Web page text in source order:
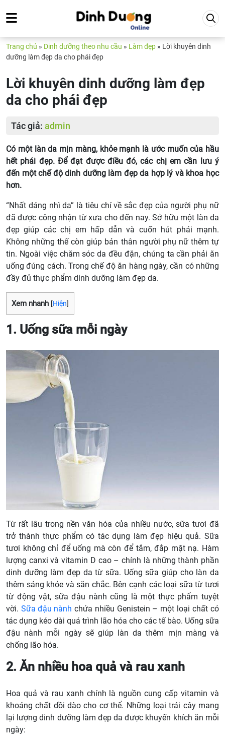
Trang chủ » Dinh dưỡng theo nhu cầu » Làm đẹp » Lời khuyên dinh
dưỡng làm đẹp da cho phái đẹp
Lời khuyên dinh dưỡng làm đẹp
da cho phái đẹp
Tác giả: admin
Có một làn da mịn màng, khỏe mạnh là ước muốn của hầu
hết phái đẹp. Để đạt được điều đó, các chị em cần lưu ý
đến một chế độ dinh dưỡng làm đẹp da hợp lý và khoa học
hơn.
“Nhất dáng nhì da” là tiêu chí về sắc đẹp của người phụ nữ
đã được công nhận từ xưa cho đến nay. Sở hữu một làn da
đẹp giúp các chị em hấp dẫn và cuốn hút phái mạnh.
Không những thế còn giúp bản thân người phụ nữ thêm tự
tin. Ngoài việc chăm sóc da đều đặn, chúng ta cần phải ăn
uống đúng cách. Trong chế độ ăn hàng ngày, cần có những
đầy đủ thực phẩm dinh dưỡng làm đẹp da.
Xem nhanh [Hiện]
1. Uống sữa mỗi ngày
Từ rất lâu trong nền văn hóa của nhiều nước, sữa tươi đã
trở thành thực phẩm có tác dụng làm đẹp hiệu quả. Sữa
tươi không chỉ để uống mà còn để tắm, đắp mặt nạ. Hàm
lượng canxi và vitamin D cao – chính là những thành phần
dinh dưỡng làm đẹp da từ sữa. Uống sữa giúp cho làn da
thêm sáng khỏe và săn chắc. Bên cạnh các loại sữa từ tươi
từ động vật, sữa đậu nành cũng là một thực phẩm tuyệt
vời. Sữa đậu nành chứa nhiều Genistein – một loại chất có
tác dụng kéo dài quá trình lão hóa cho các tế bào. Uống sữa
đậu nành mỗi ngày sẽ giúp làn da thêm mịn màng và
chống lão hóa.
2. Ăn nhiều hoa quả và rau xanh
Hoa quả và rau xanh chính là nguồn cung cấp vitamin và
khoáng chất dồi dào cho cơ thể. Những loại trái cây mang
lại lượng dinh dưỡng làm đẹp da được khuyến khích ăn mỗi
ngày: